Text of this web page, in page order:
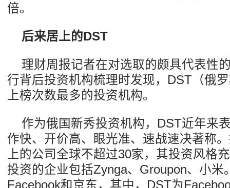
倍。
后来居上的DST
理财周报记者在对选取的颇具代表性
行背后投资机构梳理时发现，DST（俄
上榜次数最多的投资机构。
作为俄国新秀投资机构，DST近年来
作快、开价高、眼光准、速战速决著称
上的公司全球不超过30家，其投资风格
投资的企业包括Zynga、Groupon、小米
Facebook和京东，其中，DST为